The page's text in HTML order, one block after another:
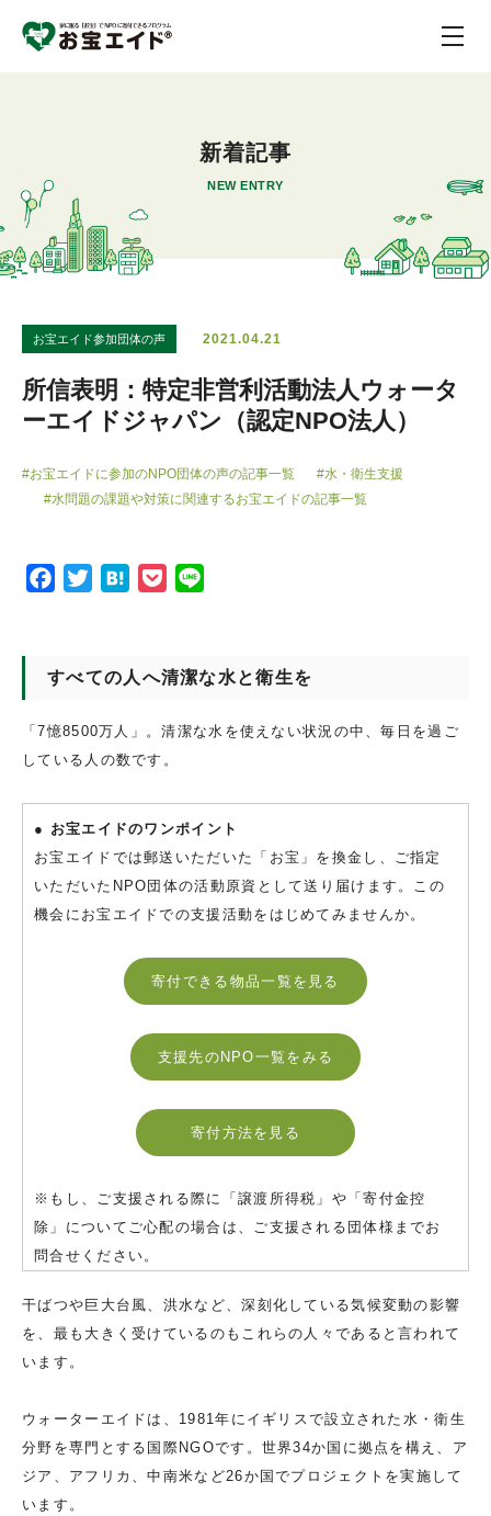
新着記事
NEW ENTRY
お宝エイド参加団体の声 2021.04.21
所信表明：特定非営利活動法人ウォータ
ーエイドジャパン（認定NPO法人）
#お宝エイドに参加のNPO団体の声の記事一覧
#水・衛生支援
#水問題の課題や対策に関連するお宝エイドの記事一覧
b
o
n
e
t
すべての人へ清潔な水と衛生を
「7憶8500万人」。清潔な水を使えない状況の中、毎日を過ご
している人の数です。
● お宝エイドのワンポイント
お宝エイドでは郵送いただいた「お宝」を換金し、ご指定
いただいたNPO団体の活動原資として送り届けます。この
機会にお宝エイドでの支援活動をはじめてみませんか。
寄付できる物品一覧を見る
支援先のNPO一覧をみる
寄付方法を見る
※もし、ご支援される際に「譲渡所得税」や「寄付金控
除」についてご心配の場合は、ご支援される団体様までお
問合せください。
干ばつや巨大台風、洪水など、深刻化している気候変動の影響
を、最も大きく受けているのもこれらの人々であると言われて
います。
ウォーターエイドは、1981年にイギリスで設立された水・衛生
分野を専門とする国際NGOです。世界34か国に拠点を構え、ア
ジア、アフリカ、中南米など26か国でプロジェクトを実施して
います。